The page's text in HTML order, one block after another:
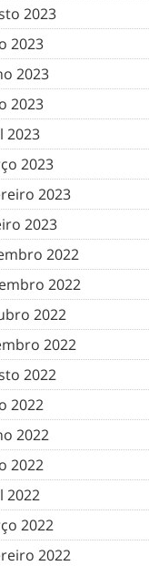
2023
2023
2023
2023
2023
2023
2023
2023
2022
2022
2022
2022
2022
2022
2022
2022
2022
2022
2022